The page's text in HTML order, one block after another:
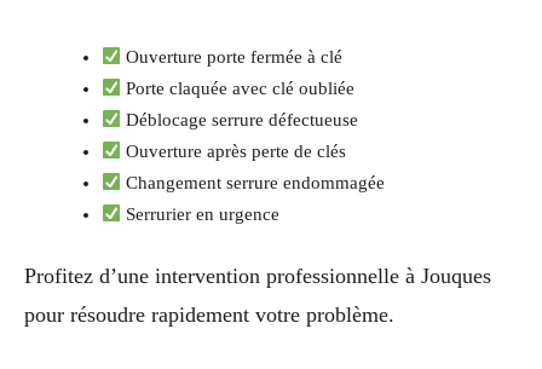
Ouverture porte fermée à clé
Porte claquée avec clé oubliée
Déblocage serrure défectueuse
Ouverture après perte de clés
Changement serrure endommagée
Serrurier en urgence
Profitez d’une intervention professionnelle à Jouques
pour résoudre rapidement votre problème.